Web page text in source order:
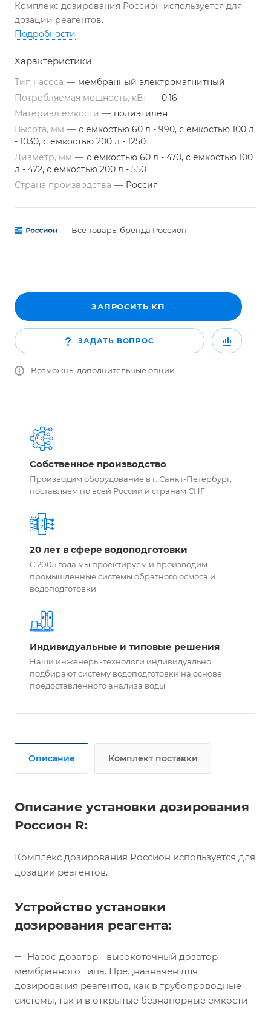
Комплекс дозирования Россион используется для
дозации реагентов.
Подробности
Характеристики
Тип насоса — мембранный электромагнитный
Потребляемая мощность, кВт — 0.16
Материал ёмкости — полиэтилен
Высота, мм — с ёмкостью 60 л - 990, с ёмкостью 100 л
- 1030, с ёмкостью 200 л - 1250
Диаметр, мм — с ёмкостью 60 л - 470, с ёмкостью 100
л - 472, с ёмкостью 200 л - 550
Страна производства — Россия
Все товары бренда Россион
ЗАПРОСИТЬ КП
ЗАДАТЬ ВОПРОС
Возможны дополнительные опции
Собственное производство
Производим оборудование в г. Санкт-Петербург,
поставляем по всей России и странам СНГ
20 лет в сфере водоподготовки
С 2005 года мы проектируем и производим
промышленные системы обратного осмоса и
водоподготовки
Индивидуальные и типовые решения
Наши инженеры-технологи индивидуально
подбирают систему водоподготовки на основе
предоставленного анализа воды
Описание Комплект поставки
Описание установки дозирования
Россион R:
Комплекс дозирования Россион используется для
дозации реагентов.
Устройство установки
дозирования реагента:
Насос-дозатор - высокоточный дозатор
мембранного типа. Предназначен для
дозирования реагентов, как в трубопроводные
системы, так и в открытые безнапорные емкости